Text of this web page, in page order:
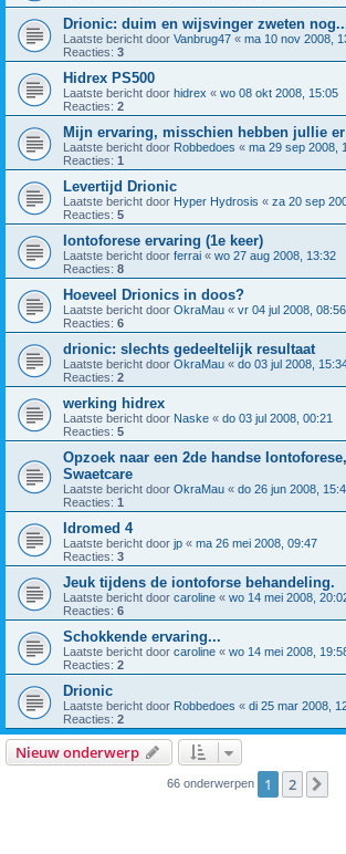
Drionic: duim en wijsvinger zweten
Laatste bericht door Vanbrug47 « ma 10 nov 2008,
Reacties: 3
Hidrex PS500
Laatste bericht door hidrex « wo 08 okt 2008, 15:05
Reacties: 2
Mijn ervaring, misschien hebben jullie er
Laatste bericht door Robbedoes « ma 29 sep 2008,
Reacties: 1
Levertijd Drionic
Laatste bericht door Hyper Hydrosis « za 20 sep
Reacties: 5
Iontoforese ervaring (1e keer)
Laatste bericht door ferrai « wo 27 aug 2008, 13:32
Reacties: 8
Hoeveel Drionics in doos?
Laatste bericht door OkraMau « vr 04 jul 2008, 08:56
Reacties: 6
drionic: slechts gedeeltelijk resultaat
Laatste bericht door OkraMau « do 03 jul 2008,
Reacties: 2
werking hidrex
Laatste bericht door Naske « do 03 jul 2008, 00:21
Reacties: 5
Opzoek naar een 2de handse
Swaetcare
Laatste bericht door OkraMau « do 26 jun 2008,
Reacties: 1
Idromed 4
Laatste bericht door jp « ma 26 mei 2008, 09:47
Reacties: 3
Jeuk tijdens de iontoforse behandeling.
Laatste bericht door caroline « wo 14 mei 2008,
Reacties: 6
Schokkende ervaring...
Laatste bericht door caroline « wo 14 mei 2008,
Reacties: 2
Drionic
Laatste bericht door Robbedoes « di 25 mar 2008,
Reacties: 2
Nieuw onderwerp
66 onderwerpen 1 2